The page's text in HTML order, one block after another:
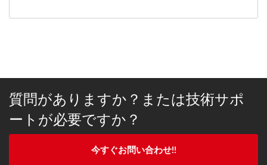
質問がありますか？または技術サポ
ートが必要ですか？
今すぐお問い合わせ!!